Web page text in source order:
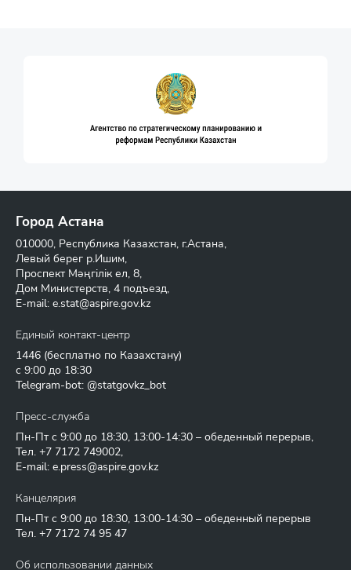
Город Астана
010000, Республика Казахстан, г.Астана,
Левый берег р.Ишим,
Проспект Мәңгілік ел, 8,
Дом Министерств, 4 подъезд,
E-mail: e.stat@aspire.gov.kz
Единый контакт-центр
1446 (бесплатно по Казахстану)
с 9:00 до 18:30
Telegram-bot: @statgovkz_bot
Пресс-служба
Пн-Пт с 9:00 до 18:30, 13:00-14:30 – обеденный перерыв,
Тел. +7 7172 749002,
E-mail: e.press@aspire.gov.kz
Канцелярия
Пн-Пт с 9:00 до 18:30, 13:00-14:30 – обеденный перерыв
Тел. +7 7172 74 95 47
Об использовании данных